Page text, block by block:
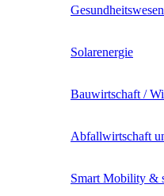
Solarenergie
Bauwirtschaft /
Abfallwirtschaft
Smart Mobility &